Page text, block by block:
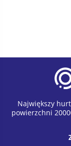
Największy
powierzchni